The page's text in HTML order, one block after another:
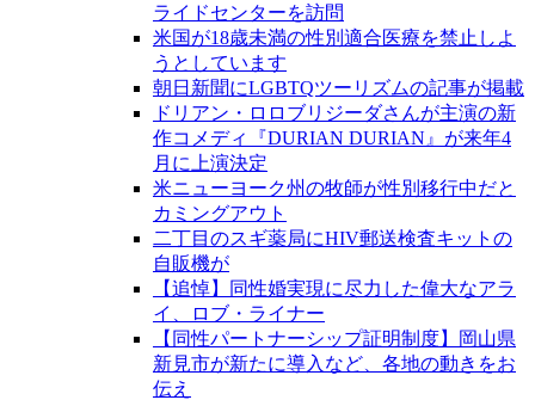
ライドセンターを訪問
米国が18歳未満の性別適合医療を禁止しよ
うとしています
朝日新聞にLGBTQツーリズムの記事が掲載
ドリアン・ロロブリジーダさんが主演の新
作コメディ『DURIAN DURIAN』が来年4
月に上演決定
米ニューヨーク州の牧師が性別移行中だと
カミングアウト
二丁目のスギ薬局にHIV郵送検査キットの
自販機が
【追悼】同性婚実現に尽力した偉大なアラ
イ、ロブ・ライナー
【同性パートナーシップ証明制度】岡山県
新見市が新たに導入など、各地の動きをお
伝え